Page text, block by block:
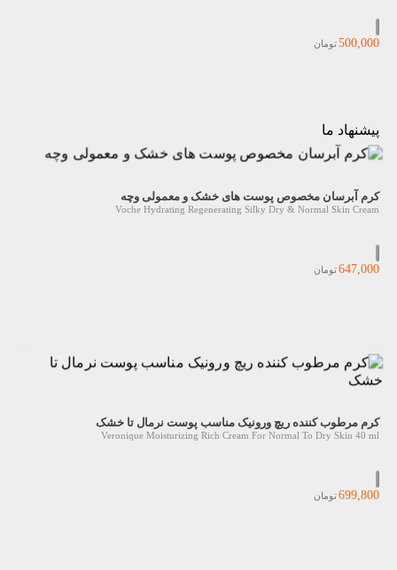
500,000تومان
پیشنهاد ما
کرم آبرسان مخصوص پوست های خشک و معمولی وچه
Voche Hydrating Regenerating Silky Dry & Normal Skin Cream
647,000تومان
کرم مرطوب کننده ریچ ورونیک مناسب پوست نرمال تا خشک
Veronique Moisturizing Rich Cream For Normal To Dry Skin 40 ml
699,800تومان